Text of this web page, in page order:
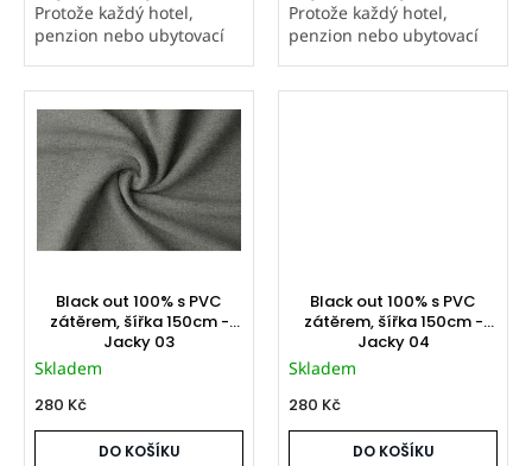
Protože každý hotel,
penzion nebo ubytovací
tabulku rozměrů. Pro
nezávaznou...
Protože každý hotel,
penzion nebo ubytovací
Black out 100% s PVC
zátěrem, šířka 150cm -
Jacky 03
Skladem
280 Kč
DO KOŠÍKU
Black out 100% s PVC
zátěrem, šířka 150cm -
Jacky 04
Skladem
280 Kč
DO KOŠÍKU